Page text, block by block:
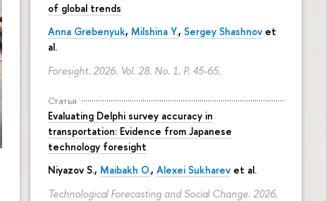
of global trends
Anna Grebenyuk, Milshina Y., Sergey Shashnov et
al.
Foresight. 2026. Vol. 28. No. 1. P. 45-65.
Статья
Evaluating Delphi survey accuracy in
transportation: Evidence from Japanese
technology foresight
Niyazov S., Maibakh O., Alexei Sukharev et al.
Technological Forecasting and Social Change. 2026.